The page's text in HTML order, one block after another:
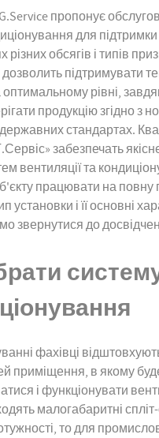
пропонує
для підтримки
різних обсягів і типів
підтримувати
оптимальному рівні,
продукцію згідно з
стандартах.
забезпечать
вентиляції та
працювати на повну
установки і її основні
звернутися до
фахівці
приміщення, в якому
і функціонувати
малогабаритні
то для